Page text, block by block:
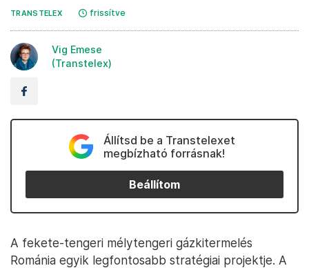
TRANSTELEX frissítve
Vig Emese
(Transtelex)
Állítsd be a Transtelexet
megbízható forrásnak!
Beállítom
A fekete-tengeri mélytengeri gázkitermelés
Románia egyik legfontosabb stratégiai projektje. A